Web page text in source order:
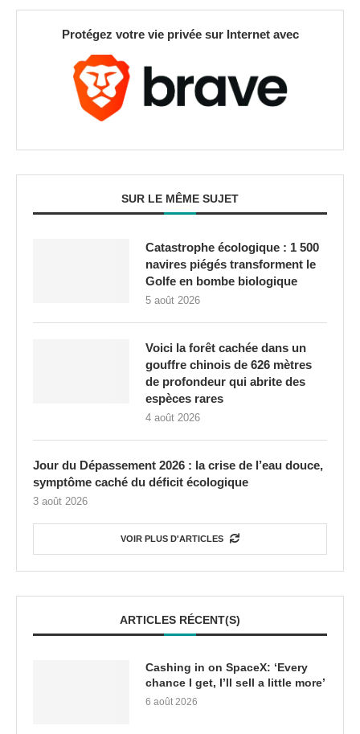
Protégez votre vie privée sur Internet avec
SUR LE MÊME SUJET
Catastrophe écologique : 1 500
navires piégés transforment le
Golfe en bombe biologique
5 août 2026
Voici la forêt cachée dans un
gouffre chinois de 626 mètres
de profondeur qui abrite des
espèces rares
4 août 2026
Jour du Dépassement 2026 : la crise de l’eau douce,
symptôme caché du déficit écologique
3 août 2026
VOIR PLUS D'ARTICLES
ARTICLES RÉCENT(S)
Cashing in on SpaceX: ‘Every
chance I get, I’ll sell a little more’
6 août 2026